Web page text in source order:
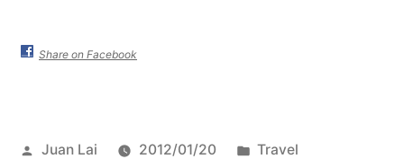
烤
Share on Facebook
作
Juan Lai 2012/01/20
分
Travel